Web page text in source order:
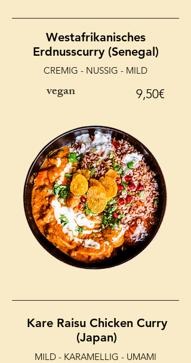
Westafrikanisches
Erdnusscurry (Senegal)
CREMIG - NUSSIG - MILD
vegan 9,50€
Kare Raisu Chicken Curry
(Japan)
MILD - KARAMELLIG - UMAMI